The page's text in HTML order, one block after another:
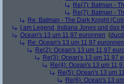
Re(7): Batman -
Re(7): Batman -
Re: Batman - The Dark Knight
I am Legend, Indiana Jones und
Ocean's 13 um 11,97 euronnen (
Re: Ocean's 13 um 11,97 euronnen
Re(2): Ocean's 13 um 11,97
Re(3): Ocean's 13 um 11,97
Re(4): Ocean's 13 um
Re(5): Ocean's 13 um
Re(6): Ocean's 13